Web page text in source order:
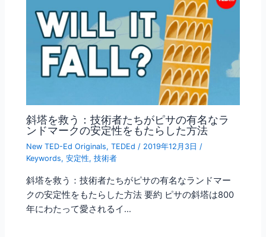
斜塔を救う：技術者たちがピサの有名なラ
ンドマークの安定性をもたらした方法
New TED-Ed Originals,TEDEd / 2019年12月3日 /
Keywords,安定性,技術者
斜塔を救う：技術者たちがピサの有名なランドマー
クの安定性をもたらした方法 要約 ピサの斜塔は800
年にわたって愛されるイ…